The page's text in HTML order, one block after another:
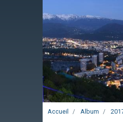
Accueil Album